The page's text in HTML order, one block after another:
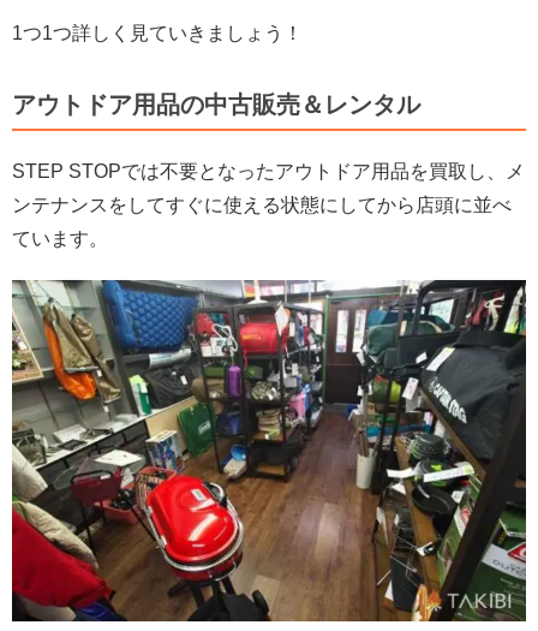
1つ1つ詳しく見ていきましょう！
アウトドア用品の中古販売＆レンタル
STEP STOPでは不要となったアウトドア用品を買取し、メ
ンテナンスをしてすぐに使える状態にしてから店頭に並べ
ています。